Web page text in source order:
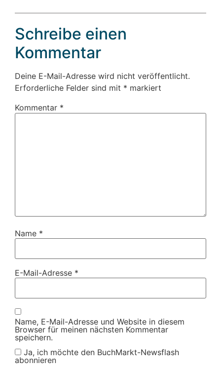
Schreibe einen
Kommentar
Deine E-Mail-Adresse wird nicht veröffentlicht.
Erforderliche Felder sind mit * markiert
Kommentar *
Name *
E-Mail-Adresse *
Name, E-Mail-Adresse und Website in diesem
Browser für meinen nächsten Kommentar
speichern.
Ja, ich möchte den BuchMarkt-Newsflash
abonnieren